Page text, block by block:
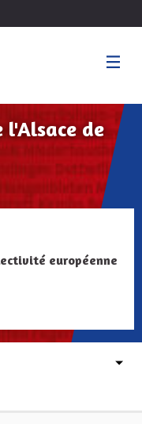
l'Alsace de
européenne